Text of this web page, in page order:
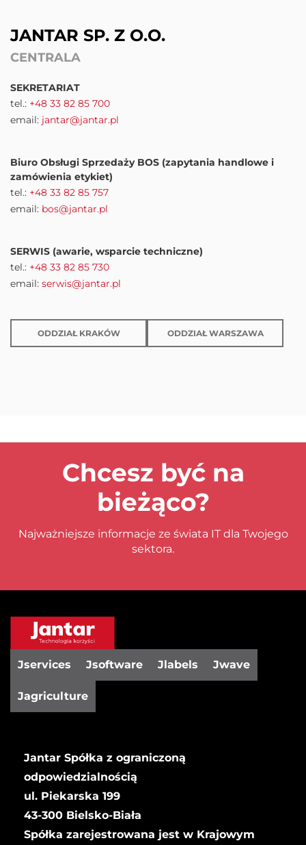
JANTAR SP. Z O.O.
CENTRALA
SEKRETARIAT
tel.: +48 33 82 85 700
email: jantar@jantar.pl
Biuro Obsługi Sprzedaży BOS (zapytania handlowe i
zamówienia etykiet)
tel.: +48 33 82 85 757
email: bos@jantar.pl
SERWIS (awarie, wsparcie techniczne)
tel.: +48 33 82 85 730
email: serwis@jantar.pl
ODDZIAŁ KRAKÓW ODDZIAŁ WARSZAWA
Chcesz być na
bieżąco?
Najważniejsze informacje ze świata IT dla Twojego
sektora.
Jservices Jsoftware Jlabels Jwave
Jagriculture
Jantar Spółka z ograniczoną
odpowiedzialnością
ul. Piekarska 199
43-300 Bielsko-Biała
Spółka zarejestrowana jest w Krajowym